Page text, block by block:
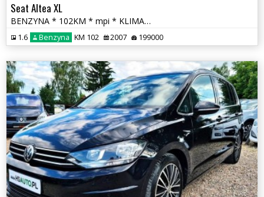
Seat Altea XL
BENZYNA * 102KM * mpi * KLIMATYZACJA * super * okazja * polecamy
1.6 Benzyna KM 102 2007 199000